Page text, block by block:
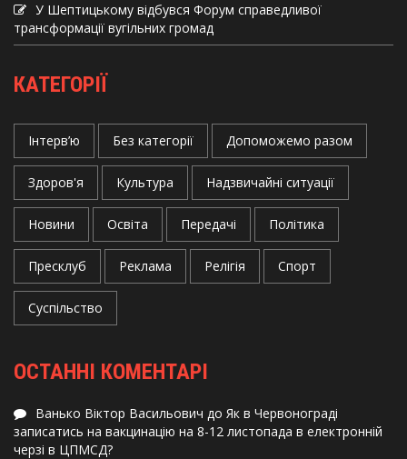
У Шептицькому відбувся Форум справедливої
трансформації вугільних громад
КАТЕГОРІЇ
Інтерв’ю Без категорії Допоможемо разом
Здоров'я Культура Надзвичайні ситуації
Новини Освіта Передачі Політика
Пресклуб Реклама Релігія Спорт
Суспільство
ОСТАННІ КОМЕНТАРІ
Ванько Віктор Васильович до Як в Червонограді
записатись на вакцинацію на 8-12 листопада в електронній
черзі в ЦПМСД?